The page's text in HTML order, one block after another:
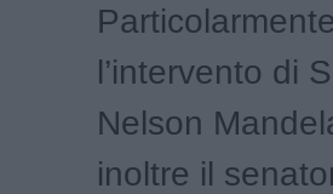
l’intervento di
Nelson
inoltre il